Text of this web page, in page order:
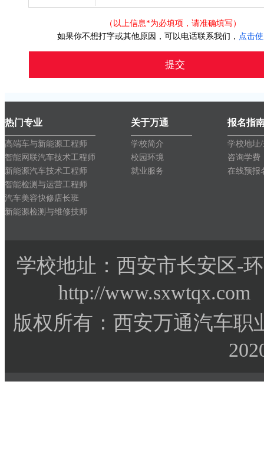
（以上信息*为必填项，请准确填写）
如果你不想打字或其他原因，可以电话联系我们， 点击
热门专业
高端车与新能源工程师
智能网联汽车技术工程师
新能源汽车技术工程师
智能检测与运营工程师
汽车美容快修店长班
新能源检测与维修技师
关于万通
学校简介
校园环境
就业服务
报名指
学校地址
咨询学费
在线预报
学校地址：西安市长安区-
http://
版权所有：西安万通汽车